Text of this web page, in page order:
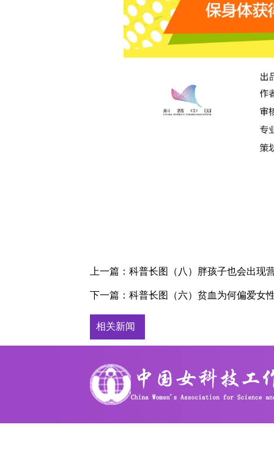
上一篇： 科普长图（八）胖孩子也会出现
下一篇： 科普长图（六）贫血为何偏爱女
相关新闻